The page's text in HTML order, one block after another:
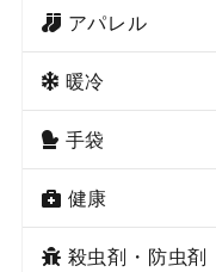
アパレル
暖冷
手袋
健康
殺虫剤・防虫剤